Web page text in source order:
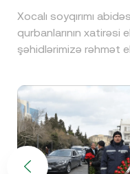
Xocalı soyqırımı
qurbanlarının xatirəsi
şəhidlərimizə rəhmət